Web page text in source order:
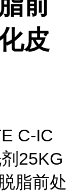
皮
C-IC
25KG
脂前处